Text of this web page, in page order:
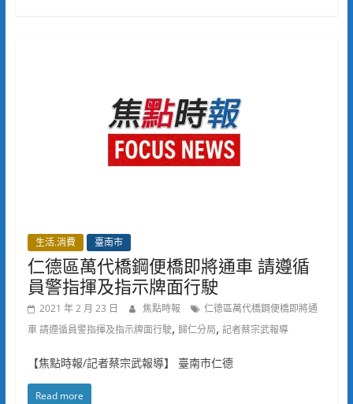
生活.消費 臺南市
仁德區萬代橋鋼便橋即將通車 請遵循
員警指揮及指示牌面行駛
2021 年 2 月 23 日 焦點時報
仁德區萬代橋鋼便橋即將通
車 請遵循員警指揮及指示牌面行駛, 歸仁分局, 記者蔡宗武報導
【焦點時報/記者蔡宗武報導】 臺南市仁德
Read more